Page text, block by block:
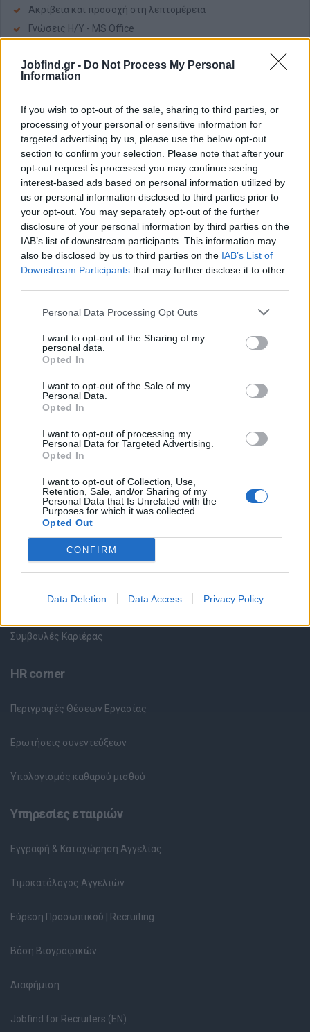
Jobfind.gr - Do Not Process My Personal
Information
If you wish to opt-out of the sale, sharing to third parties, or
processing of your personal or sensitive information for
targeted advertising by us, please use the below opt-out
section to confirm your selection. Please note that after your
opt-out request is processed you may continue seeing
interest-based ads based on personal information utilized by
us or personal information disclosed to third parties prior to
your opt-out. You may separately opt-out of the further
disclosure of your personal information by third parties on the
IAB’s list of downstream participants. This information may
also be disclosed by us to third parties on the IAB’s List of
Downstream Participants that may further disclose it to other
Personal Data Processing Opt Outs
I want to opt-out of the Sharing of my
personal data.
Opted In
I want to opt-out of the Sale of my
Personal Data.
Opted In
I want to opt-out of processing my
Personal Data for Targeted Advertising.
Opted In
I want to opt-out of Collection, Use,
Retention, Sale, and/or Sharing of my
Personal Data that Is Unrelated with the
Purposes for which it was collected.
Opted Out
CONFIRM
Data Deletion Data Access Privacy Policy
Ακρίβεια και προσοχή στη λεπτομέρεια
Γνώσεις Η/Υ - MS Office
Σας ενδιαφέρει η θέση εργασίας; Εγγραφείτε για να στείλετε το
βιογραφικό σας στην εταιρεία.
Εγγραφή Είσοδος
Θέσεις εργασίας
Όλες οι Θέσεις Εργασίας
Θέσεις Εργασίας ανά Ειδικότητα
Θέσεις Εργασίας ανά Εταιρεία
Κέντρο Βοήθειας
Υπηρεσίες υποψηφίων
Καταχώρηση Online Βιογραφικού
Συμβουλές Καριέρας
HR corner
Περιγραφές Θέσεων Εργασίας
Ερωτήσεις συνεντεύξεων
Υπολογισμός καθαρού μισθού
Υπηρεσίες εταιριών
Εγγραφή & Καταχώρηση Αγγελίας
Τιμοκατάλογος Αγγελιών
Εύρεση Προσωπικού | Recruiting
Βάση Βιογραφικών
Διαφήμιση
Jobfind for Recruiters (EN)